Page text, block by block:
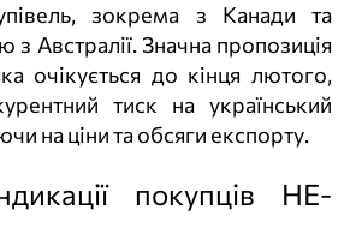
зокрема з Канади та
Австралії. Значна пропозиція
очікується до кінця лютого,
тиск на український
на ціни та обсяги експорту.
покупців НЕ-